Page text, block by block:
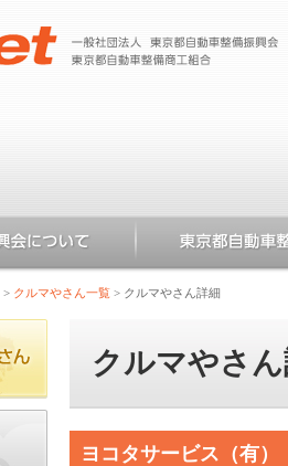
> クルマやさん一覧 > クルマやさん詳細
クルマやさ
ヨコタサービス（有）